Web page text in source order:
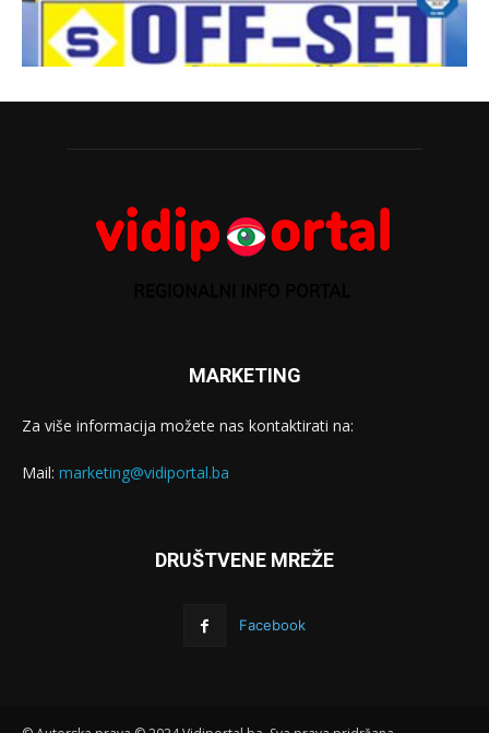
MARKETING
Za više informacija možete nas kontaktirati na:
Mail: marketing@vidiportal.ba
DRUŠTVENE MREŽE
Facebook